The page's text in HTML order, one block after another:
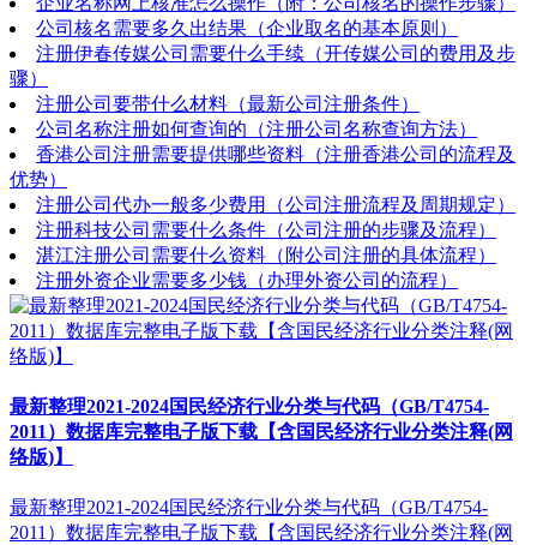
公司核名需要多久出结果（企业取名的基本原则）
注册伊春传媒公司需要什么手续（开传媒公司的费用及步
骤）
注册公司要带什么材料（最新公司注册条件）
公司名称注册如何查询的（注册公司名称查询方法）
香港公司注册需要提供哪些资料（注册香港公司的流程及
优势）
注册公司代办一般多少费用（公司注册流程及周期规定）
注册科技公司需要什么条件（公司注册的步骤及流程）
湛江注册公司需要什么资料（附公司注册的具体流程）
注册外资企业需要多少钱（办理外资公司的流程）
最新整理2021-2024国民经济行业分类与代码（GB/T4754-
2011）数据库完整电子版下载【含国民经济行业分类注释(网
络版)】
最新整理2021-2024国民经济行业分类与代码（GB/T4754-
2011）数据库完整电子版下载【含国民经济行业分类注释(网